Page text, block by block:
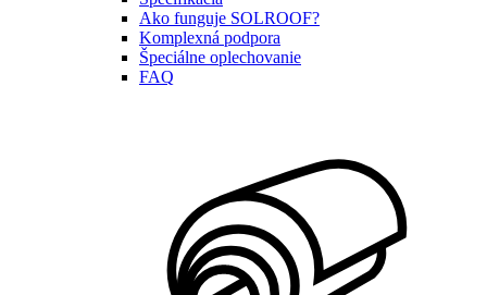
Ako funguje SOLROOF?
Komplexná podpora
Špeciálne oplechovanie
FAQ